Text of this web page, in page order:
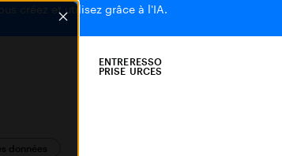
créez et utilisez grâce à l'IA.
ENTRE
PRISE
RESSO
URCES
données